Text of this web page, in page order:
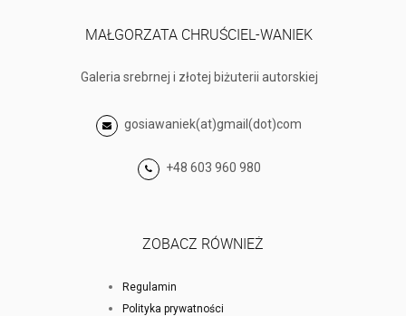
MAŁGORZATA CHRUŚCIEL-WANIEK
Galeria srebrnej i złotej biżuterii autorskiej
gosiawaniek(at)gmail(dot)com
+48 603 960 980
ZOBACZ RÓWNIEŻ
Regulamin
Polityka prywatności